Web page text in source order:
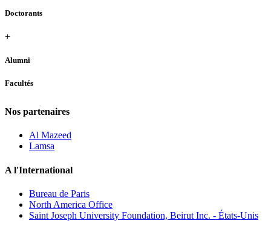
Doctorants
+
Alumni
Facultés
Nos partenaires
Al Mazeed
Lamsa
A l'International
Bureau de Paris
North America Office
Saint Joseph University Foundation, Beirut Inc. - États-Unis